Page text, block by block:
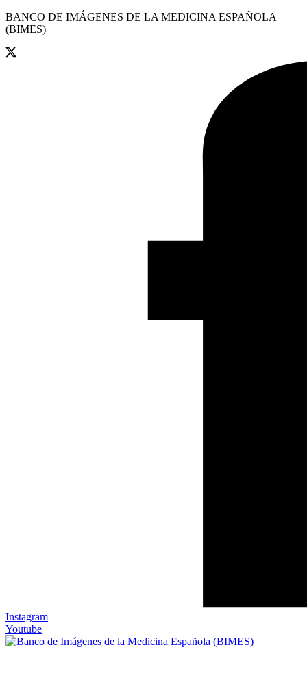
BANCO DE IMÁGENES DE LA MEDICINA ESPAÑOLA
(BIMES)
Instagram
Youtube